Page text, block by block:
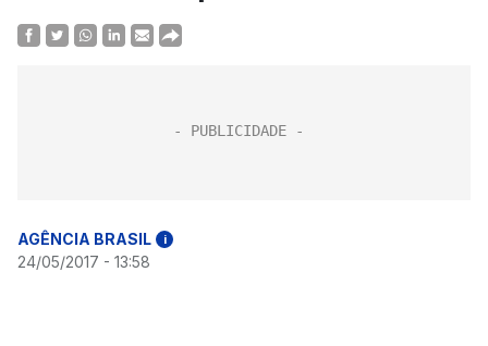
AGÊNCIA BRASIL i
24/05/2017 - 13:58